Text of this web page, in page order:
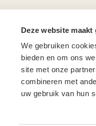
Deze website
We gebruiken
bieden en om ons
site met onze
combineren met
uw gebruik van hun